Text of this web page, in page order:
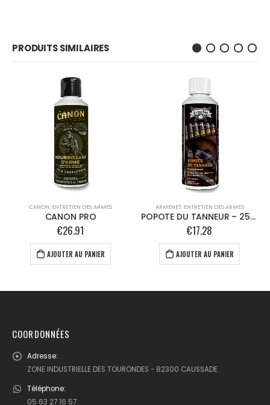
PRODUITS SIMILAIRES
CANON, ENTRETIEN DES ARMES
CANON PRO
€26.91
AJOUTER AU PANIER
ARMENET, ENTRETIEN DES ARMES
POPOTE DU TANNEUR – 250ml
€17.28
AJOUTER AU PANIER
COORDONNÉES
Adresse:
ZONE INDUSTRIELLE DES TOURONDES - 82300 CAUSSADE
Téléphone:
05 63 27 16 57